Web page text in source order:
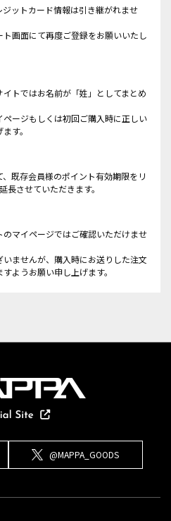
ットカード情報は引き継がれませ
画面にて再度ご登録をお願いいたし
トではお名前が「姓」としてまとめ
ージもしくは初回ご購入時に正しい
す。
既存会員様のポイント有効期限をリ
長させていただきます。
マイページではご確認いただけませ
ませんが、購入時にお送りした注文
ようお願い申し上げます。
@MAPPA_GOODS